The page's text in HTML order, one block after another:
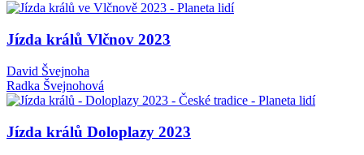
Jízda králů Vlčnov 2023
David Švejnoha
Radka Švejnohová
Jízda králů Doloplazy 2023